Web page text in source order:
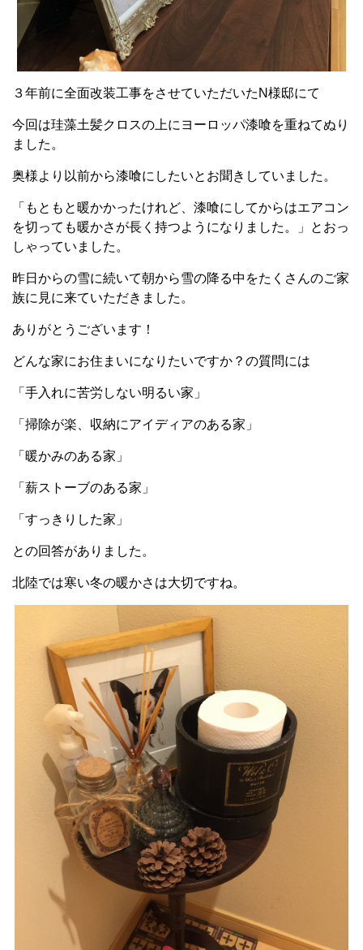
３年前に全面改装工事をさせていただいたN様邸にて
今回は珪藻土髪クロスの上にヨーロッパ漆喰を重ねてぬり
ました。
奥様より以前から漆喰にしたいとお聞きしていました。
「もともと暖かかったけれど、漆喰にしてからはエアコン
を切っても暖かさが長く持つようになりました。」とおっ
しゃっていました。
昨日からの雪に続いて朝から雪の降る中をたくさんのご家
族に見に来ていただきました。
ありがとうございます！
どんな家にお住まいになりたいですか？の質問には
「手入れに苦労しない明るい家」
「掃除が楽、収納にアイディアのある家」
「暖かみのある家」
「薪ストーブのある家」
「すっきりした家」
との回答がありました。
北陸では寒い冬の暖かさは大切ですね。